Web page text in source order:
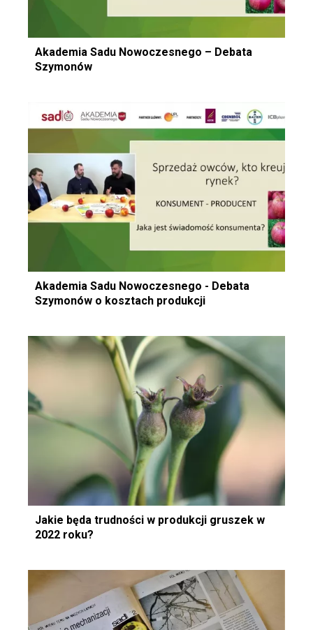
Akademia Sadu Nowoczesnego – Debata
Szymonów
Akademia Sadu Nowoczesnego - Debata
Szymonów o kosztach produkcji
Jakie będa trudności w produkcji gruszek w
2022 roku?